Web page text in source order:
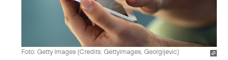
Foto: Getty Images (Credits: Gettyimages, Georgijevic)